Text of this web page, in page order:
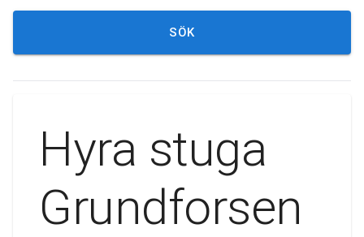
SÖK
Hyra stuga
Grundforsen